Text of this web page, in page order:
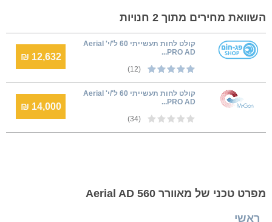
השוואת מחירים מתוך 2 חנויות
קולט לחות תעשייתי 60 ל'/י' Aerial
PRO AD...
(12)
12,632 ₪
קולט לחות תעשייתי 60 ל'/י' Aerial
PRO AD...
(34)
14,000 ₪
מפרט טכני של מאוורר Aerial AD 560
ראשי